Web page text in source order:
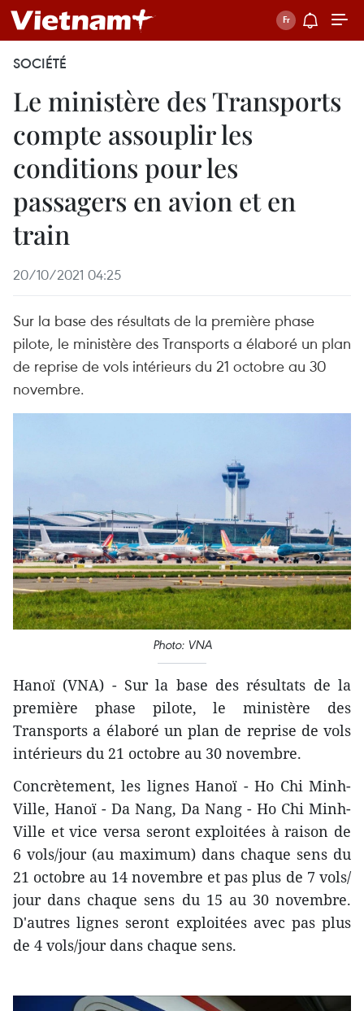
SOCIÉTÉ
Le ministère des Transports
compte assouplir les
conditions pour les
passagers en avion et en
train
20/10/2021 04:25
Sur la base des résultats de la première phase
pilote, le ministère des Transports a élaboré un plan
de reprise de vols intérieurs du 21 octobre au 30
novembre.
Photo: VNA
Hanoï (VNA) - Sur la base des résultats de la
première phase pilote, le ministère des
Transports a élaboré un plan de reprise de vols
intérieurs du 21 octobre au 30 novembre.
Concrètement, les lignes Hanoï - Ho Chi Minh-
Ville, Hanoï - Da Nang, Da Nang - Ho Chi Minh-
Ville et vice versa seront exploitées à raison de
6 vols/jour (au maximum) dans chaque sens du
21 octobre au 14 novembre et pas plus de 7 vols/
jour dans chaque sens du 15 au 30 novembre.
D'autres lignes seront exploitées avec pas plus
de 4 vols/jour dans chaque sens.